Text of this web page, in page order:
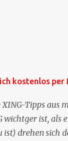
kostenlos per
Tipps aus
wichtger ist, als
drehen sich